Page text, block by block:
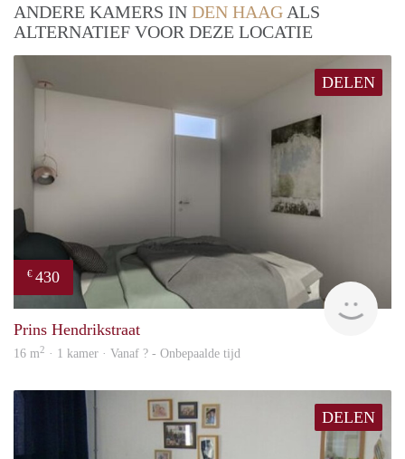
ANDERE KAMERS IN DEN HAAG ALS
ALTERNATIEF VOOR DEZE LOCATIE
DELEN
€ 430
Prins Hendrikstraat
16 m2 · 1 kamer · Vanaf ? - Onbepaalde tijd
DELEN